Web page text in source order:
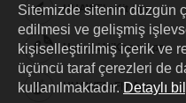
HUAWEI eKit App
Huawei HiKnow App
HUAWEI eFly App
Sitemizde sitenin düzgün
edilmesi ve gelişmiş
kişiselleştirilmiş içerik ve
üçüncü taraf çerezleri de
kullanılmaktadır. Detaylı